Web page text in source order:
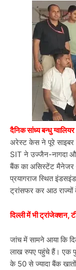
दैनिक सांध्य बन्धु
अरेस्ट केस ने पूरे साइबर
SIT ने उज्जैन-नागदा
बैंक का असिस्टेंट मैनेजर
प्रयागराज स्थित
ट्रांसफर कर आठ
दिल्ली में भी ट्रांजेक्शन,
जांच में सामने आया कि
लाख रुपए पहुंचे हैं। एक
के 50 से ज्यादा बैंक